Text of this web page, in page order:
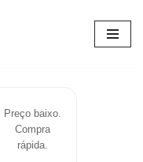
Preço baixo.
Compra
rápida.